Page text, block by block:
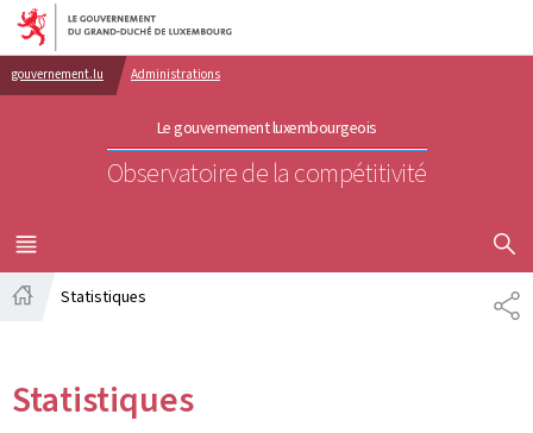
Aller au menu principal
Aller au contenu
gouvernement.lu Administrations
Le gouvernement luxembourgeois
Observatoire de la compétitivité
MENU
PRINCIPAL
Statistiques
Statistiques